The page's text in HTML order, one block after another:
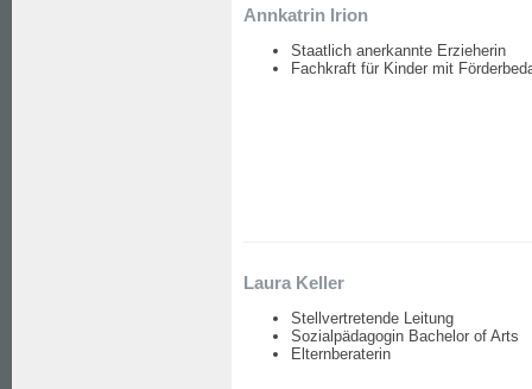
Annkatrin Irion
Staatlich anerkannte Erzieherin
Fachkraft für Kinder mit
Laura Keller
Stellvertretende Leitung
Sozialpädagogin Bachelor of Arts
Elternberaterin